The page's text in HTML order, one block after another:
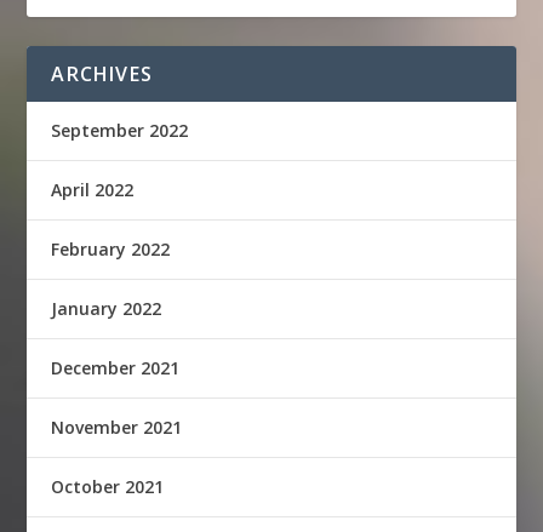
ARCHIVES
September 2022
April 2022
February 2022
January 2022
December 2021
November 2021
October 2021